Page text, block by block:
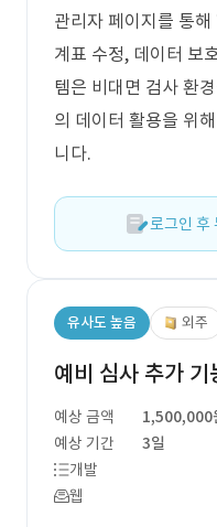
관리자 페이지를 통
계표 수정, 데이터 보
템은 비대면 검사 환
의 데이터 활용을 위
니다.
로그인 후
유사도 높음 외주
예비 심사 추가 기
예상 금액
1,500,000
예상 기간
3일
개발
웹